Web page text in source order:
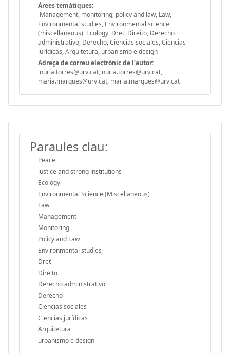
Àrees temàtiques:
Management, monitoring, policy and law, Law,
Environmental studies, Environmental science
(miscellaneous), Ecology, Dret, Direito, Derecho
administrativo, Derecho, Ciencias sociales, Ciencias
jurídicas, Arquitetura, urbanismo e design
Adreça de correu electrònic de l'autor:
nuria.torres@urv.cat, nuria.torres@urv.cat,
maria.marques@urv.cat, maria.marques@urv.cat
Paraules clau:
Peace
justice and strong institutions
Ecology
Environmental Science (Miscellaneous)
Law
Management
Monitoring
Policy and Law
Environmental studies
Dret
Direito
Derecho administrativo
Derecho
Ciencias sociales
Ciencias jurídicas
Arquitetura
urbanismo e design